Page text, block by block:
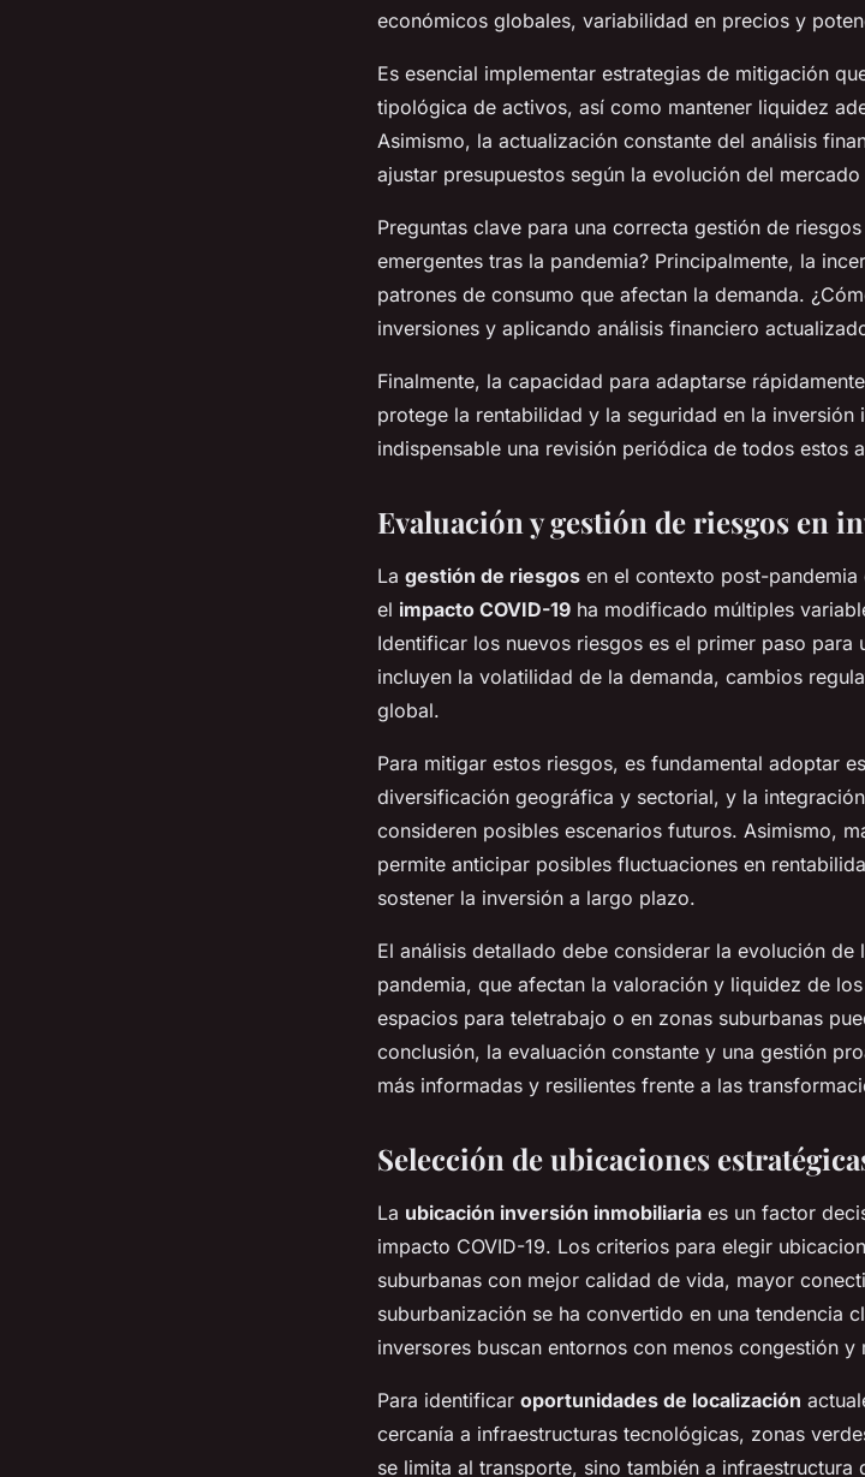
económicos globales, variabilidad en precios y
Es esencial implementar estrategias de mitigación
tipológica de activos, así como mantener liquidez
Asimismo, la actualización constante del análisis
ajustar presupuestos según la evolución del
Preguntas clave para una correcta gestión de
emergentes tras la pandemia? Principalmente, la
patrones de consumo que afectan la demanda.
inversiones y aplicando análisis financiero
Finalmente, la capacidad para adaptarse
protege la rentabilidad y la seguridad en la inversión
indispensable una revisión periódica de todos estos
Evaluación y gestión de riesgos en
La gestión de riesgos en el contexto post-
el impacto COVID-19 ha modificado múltiples
Identificar los nuevos riesgos es el primer paso para
incluyen la volatilidad de la demanda, cambios
global.
Para mitigar estos riesgos, es fundamental adoptar
diversificación geográfica y sectorial, y la
consideren posibles escenarios futuros. Asimismo,
permite anticipar posibles fluctuaciones en
sostener la inversión a largo plazo.
El análisis detallado debe considerar la evolución
pandemia, que afectan la valoración y liquidez de
espacios para teletrabajo o en zonas suburbanas
conclusión, la evaluación constante y una gestión
más informadas y resilientes frente a las
Selección de ubicaciones
La ubicación inversión inmobiliaria es un factor
impacto COVID-19. Los criterios para elegir
suburbanas con mejor calidad de vida, mayor
suburbanización se ha convertido en una tendencia
inversores buscan entornos con menos congestión
Para identificar oportunidades de localización
cercanía a infraestructuras tecnológicas, zonas
se limita al transporte, sino también a